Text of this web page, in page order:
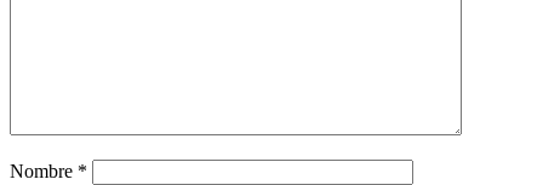
Nombre *